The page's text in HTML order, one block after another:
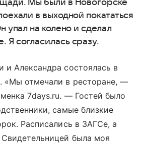
Мы были в Новогорске
в выходной покататься
упал на колено и сделал
Я согласилась сразу.
и Александра состоялась в
«Мы отмечали в ресторане, —
7days.ru. — Гостей было
самые близкие
Расписались в ЗАГСе, а
Свидетельницей была моя